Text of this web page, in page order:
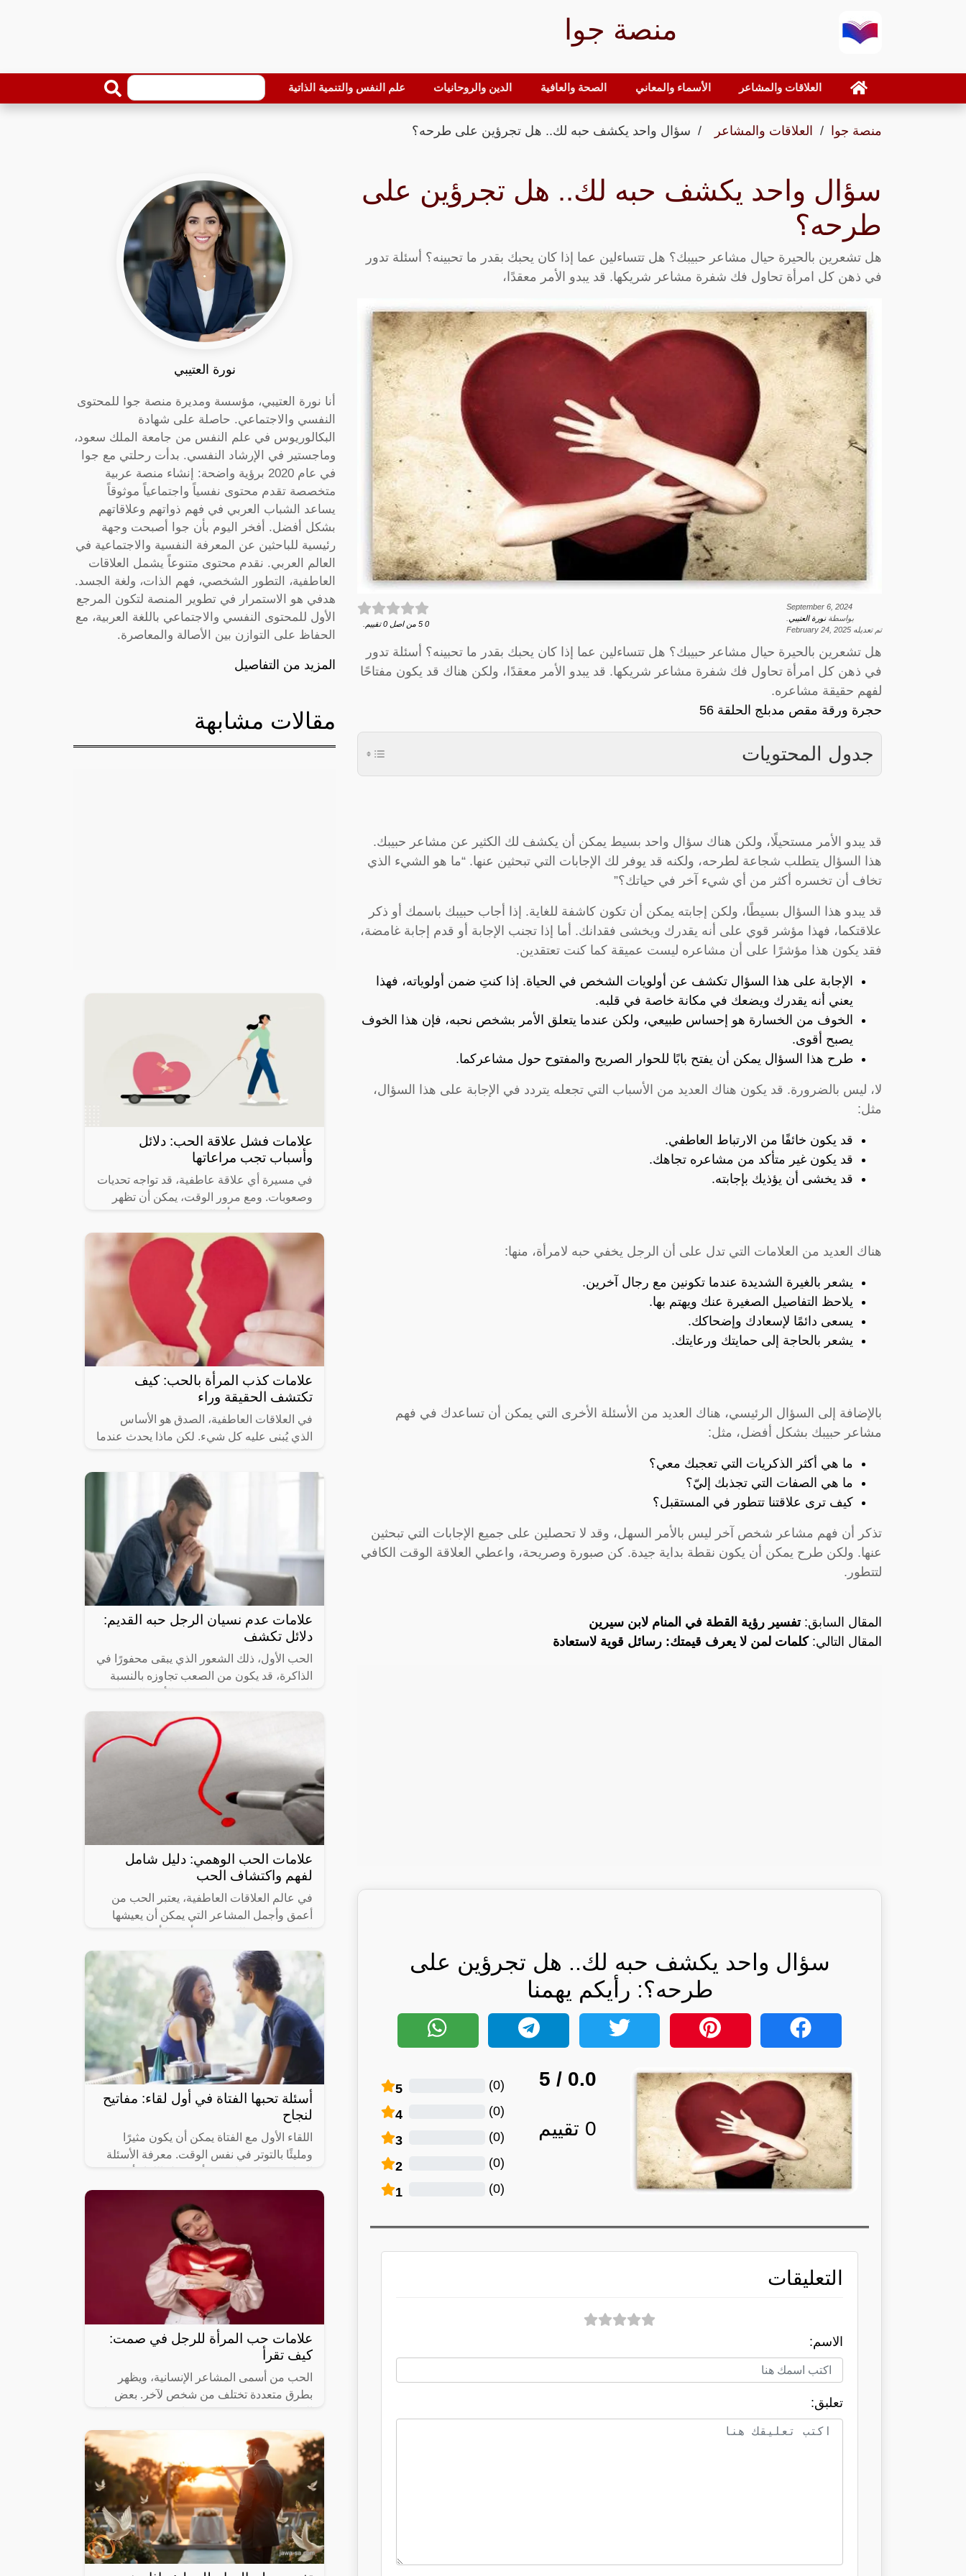
منصة جوا
العلاقات والمشاعر الأسماء والمعاني الصحة والعافية الدين والروحانيات علم النفس والتنمية الذاتية
منصة جوا العلاقات والمشاعر سؤال واحد يكشف حبه لك.. هل تجرؤين على طرحه؟
سؤال واحد يكشف حبه لك.. هل تجرؤين على
طرحه؟
هل تشعرين بالحيرة حيال مشاعر حبيبك؟ هل تتساءلين عما إذا كان يحبك بقدر ما تحبينه؟ أسئلة تدور
في ذهن كل امرأة تحاول فك شفرة مشاعر شريكها. قد يبدو الأمر معقدًا،
September 6, 2024
بواسطةنورة العتيبي
تم تعديله February 24, 2025
0
5 من اصل 0 تقييم.
هل تشعرين بالحيرة حيال مشاعر حبيبك؟ هل تتساءلين عما إذا كان يحبك بقدر ما تحبينه؟ أسئلة تدور
في ذهن كل امرأة تحاول فك شفرة مشاعر شريكها. قد يبدو الأمر معقدًا، ولكن هناك قد يكون مفتاحًا
لفهم حقيقة مشاعره.
حجرة ورقة مقص مدبلج الحلقة 56
جدول المحتويات
قد يبدو الأمر مستحيلًا، ولكن هناك سؤال واحد بسيط يمكن أن يكشف لك الكثير عن مشاعر حبيبك.
هذا السؤال يتطلب شجاعة لطرحه، ولكنه قد يوفر لك الإجابات التي تبحثين عنها. “ما هو الشيء الذي
تخاف أن تخسره أكثر من أي شيء آخر في حياتك؟”
قد يبدو هذا السؤال بسيطًا، ولكن إجابته يمكن أن تكون كاشفة للغاية. إذا أجاب حبيبك باسمك أو ذكر
علاقتكما، فهذا مؤشر قوي على أنه يقدرك ويخشى فقدانك. أما إذا تجنب الإجابة أو قدم إجابة غامضة،
فقد يكون هذا مؤشرًا على أن مشاعره ليست عميقة كما كنت تعتقدين.
الإجابة على هذا السؤال تكشف عن أولويات الشخص في الحياة. إذا كنتِ ضمن أولوياته، فهذا
يعني أنه يقدرك ويضعك في مكانة خاصة في قلبه.
الخوف من الخسارة هو إحساس طبيعي، ولكن عندما يتعلق الأمر بشخص نحبه، فإن هذا الخوف
يصبح أقوى.
طرح هذا السؤال يمكن أن يفتح بابًا للحوار الصريح والمفتوح حول مشاعركما.
لا، ليس بالضرورة. قد يكون هناك العديد من الأسباب التي تجعله يتردد في الإجابة على هذا السؤال،
مثل:
قد يكون خائفًا من الارتباط العاطفي.
قد يكون غير متأكد من مشاعره تجاهك.
قد يخشى أن يؤذيك بإجابته.
هناك العديد من العلامات التي تدل على أن الرجل يخفي حبه لامرأة، منها:
يشعر بالغيرة الشديدة عندما تكونين مع رجال آخرين.
يلاحظ التفاصيل الصغيرة عنك ويهتم بها.
يسعى دائمًا لإسعادك وإضحاكك.
يشعر بالحاجة إلى حمايتك ورعايتك.
بالإضافة إلى السؤال الرئيسي، هناك العديد من الأسئلة الأخرى التي يمكن أن تساعدك في فهم
مشاعر حبيبك بشكل أفضل، مثل:
ما هي أكثر الذكريات التي تعجبك معي؟
ما هي الصفات التي تجذبك إليّ؟
كيف ترى علاقتنا تتطور في المستقبل؟
تذكر أن فهم مشاعر شخص آخر ليس بالأمر السهل، وقد لا تحصلين على جميع الإجابات التي تبحثين
عنها. ولكن طرح يمكن أن يكون نقطة بداية جيدة. كن صبورة وصريحة، واعطي العلاقة الوقت الكافي
لتتطور.
المقال السابق:تفسير رؤية القطة في المنام لابن سيرين
المقال التالي:كلمات لمن لا يعرف قيمتك: رسائل قوية لاستعادة
سؤال واحد يكشف حبه لك.. هل تجرؤين على
طرحه؟: رأيكم يهمنا
0.0
/ 5
0 تقييم
5 (
0
)
4 (
0
)
3 (
0
)
2 (
0
)
1 (
0
)
التعليقات
الاسم:
تعلبق:
نورة العتيبي
أنا نورة العتيبي، مؤسسة ومديرة منصة جوا للمحتوى
النفسي والاجتماعي. حاصلة على شهادة
البكالوريوس في علم النفس من جامعة الملك سعود،
وماجستير في الإرشاد النفسي. بدأت رحلتي مع جوا
في عام 2020 برؤية واضحة: إنشاء منصة عربية
متخصصة تقدم محتوى نفسياً واجتماعياً موثوقاً
يساعد الشباب العربي في فهم ذواتهم وعلاقاتهم
بشكل أفضل. أفخر اليوم بأن جوا أصبحت وجهة
رئيسية للباحثين عن المعرفة النفسية والاجتماعية في
العالم العربي. نقدم محتوى متنوعاً يشمل العلاقات
العاطفية، التطور الشخصي، فهم الذات، ولغة الجسد.
هدفي هو الاستمرار في تطوير المنصة لتكون المرجع
الأول للمحتوى النفسي والاجتماعي باللغة العربية، مع
الحفاظ على التوازن بين الأصالة والمعاصرة.
المزيد من التفاصيل
مقالات مشابهة
علامات فشل علاقة الحب: دلائل
وأسباب تجب مراعاتها
في مسيرة أي علاقة عاطفية، قد تواجه تحديات
وصعوبات. ومع مرور الوقت، يمكن أن تظهر
طريقها إلى الفشل. هذا المقال سيسلط الضوء
علامات كذب المرأة بالحب: كيف
تكتشف الحقيقة وراء
في العلاقات العاطفية، الصدق هو الأساس
الذي يُبنى عليه كل شيء. لكن ماذا يحدث عندما
عما إذا كانت مشاعر الطرف الآخر حقيقية
علامات عدم نسيان الرجل حبه القديم:
دلائل تكشف
الحب الأول، ذلك الشعور الذي يبقى محفورًا في
الذاكرة، قد يكون من الصعب تجاوزه بالنسبة
فبالرغم من مرور الزمن، قد يظهر
علامات الحب الوهمي: دليل شامل
لفهم واكتشاف الحب
في عالم العلاقات العاطفية، يعتبر الحب من
أعمق وأجمل المشاعر التي يمكن أن يعيشها
لما يعرف بـ”الحب الوهمي”. في هذا
أسئلة تحبها الفتاة في أول لقاء: مفاتيح
لنجاح
اللقاء الأول مع الفتاة يمكن أن يكون مثيرًا
ومليئًا بالتوتر في نفس الوقت. معرفة الأسئلة
سهولة وسلاسة، مما يساعد على
علامات حب المرأة للرجل في صمت:
كيف تقرأ
الحب من أسمى المشاعر الإنسانية، ويظهر
بطرق متعددة تختلف من شخص لآخر. بعض
تفضل الأخريات البقاء في صمت وإخفاء
مشاعرهن.